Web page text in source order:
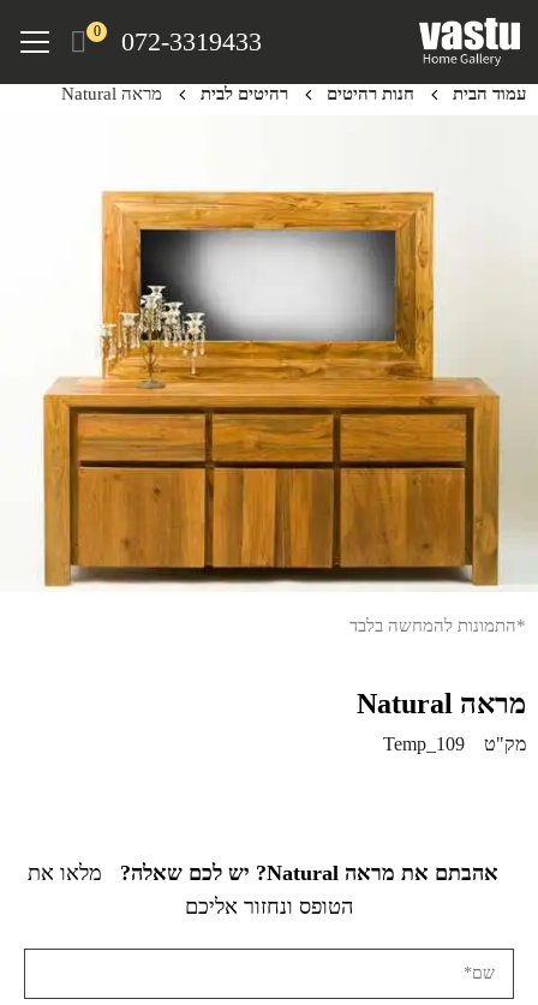
072-3319433
0
Menu
עמוד הבית חנות רהיטים רהיטים לבית מראה Natural
*התמונות להמחשה בלבד
מראה Natural
מק"ט Temp_109
אהבתם את מראה Natural? יש לכם שאלה?
מלאו את
הטופס ונחזור אליכם